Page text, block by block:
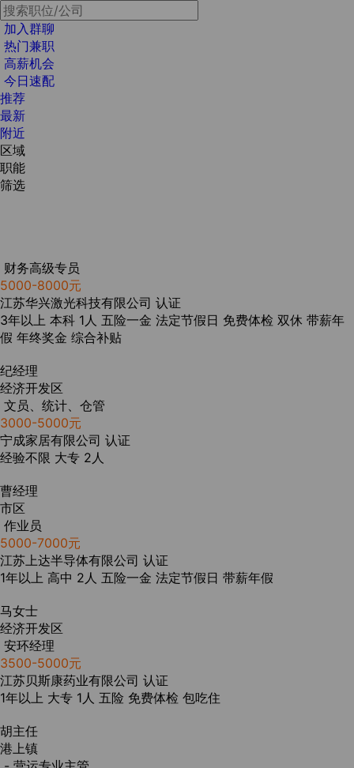
加入群聊
热门兼职
高薪机会
今日速配
推荐
最新
附近
区域
职能
筛选
财务高级专员
5000-8000元
江苏华兴激光科技有限公司 认证
3年以上 本科 1人 五险一金 法定节假日 免费体检 双休 带薪年
假 年终奖金 综合补贴
纪经理
经济开发区
文员、统计、仓管
3000-5000元
宁成家居有限公司 认证
经验不限 大专 2人
曹经理
市区
作业员
5000-7000元
江苏上达半导体有限公司 认证
1年以上 高中 2人 五险一金 法定节假日 带薪年假
马女士
经济开发区
安环经理
3500-5000元
江苏贝斯康药业有限公司 认证
1年以上 大专 1人 五险 免费体检 包吃住
胡主任
港上镇